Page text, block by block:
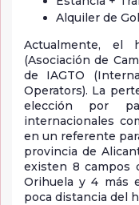
Alquiler de
Actualmente, el
(Asociación de
de IAGTO
Operators). La
elección por
internacionales
en un referente
provincia de
existen 8 campos
Orihuela y 4 más
poca distancia del